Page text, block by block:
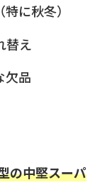
に秋冬）
替え
欠品
の中堅スーパ